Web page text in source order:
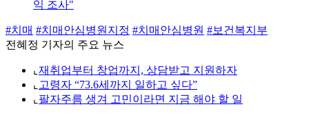
익 조사"
#치매 #치매안심병원지정 #치매안심병원 #보건복지부
전혜정 기자의 주요 뉴스
⌞ 재취업부터 창업까지, 상담받고 지원하자
⌞ 고령자 “73.6세까지 일하고 싶다”
⌞ 팔자주름 생겨 고민이라면 지금 해야 할 일